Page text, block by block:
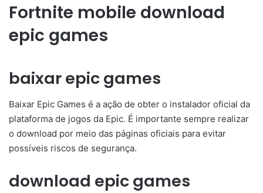
Fortnite mobile download
epic games
baixar epic games
Baixar Epic Games é a ação de obter o instalador oficial da
plataforma de jogos da Epic. É importante sempre realizar
o download por meio das páginas oficiais para evitar
possíveis riscos de segurança.
download epic games